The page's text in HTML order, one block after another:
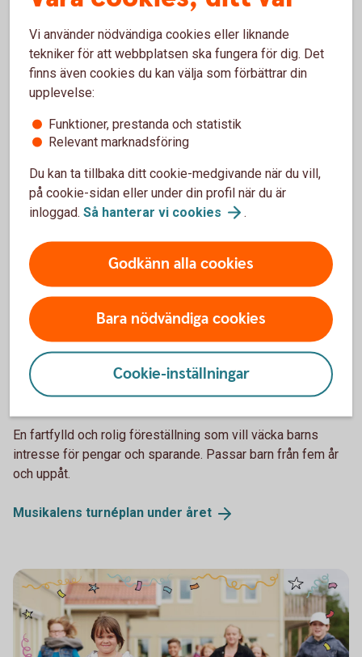
Från spargris till Swish - 100 år
med Lyckoslanten
Välkommen att besöka jubileumsutställningen som handlar
om barn och pengar. Den öppnar 21 februari och kan ses på
Tumbabruksmuseum
Spara och Slösa
Musikal med Spara & Slösa
En fartfylld och rolig föreställning som vill väcka barns
intresse för pengar och sparande. Passar barn från fem år
och uppåt.
Musikalens turnéplan under året
Vi använder nödvändiga cookies eller liknande
tekniker för att webbplatsen ska fungera för dig. Det
finns även cookies du kan välja som förbättrar din
upplevelse:
Funktioner, prestanda och statistik
Relevant marknadsföring
Du kan ta tillbaka ditt cookie-medgivande när du vill,
på cookie-sidan eller under din profil när du är
inloggad. Så hanterar vi cookies .
Godkänn alla cookies
Bara nödvändiga cookies
Cookie-inställningar